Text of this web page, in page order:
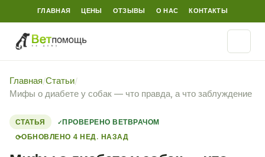
ГЛАВНАЯ ЦЕНЫ ОТЗЫВЫ О НАС КОНТАКТЫ
Главная/Статьи/
Мифы о диабете у собак — что правда, а что заблуждение
СТАТЬЯ
ПРОВЕРЕНО ВЕТВРАЧОМ
⟳ОБНОВЛЕНО 4 НЕД. НАЗАД